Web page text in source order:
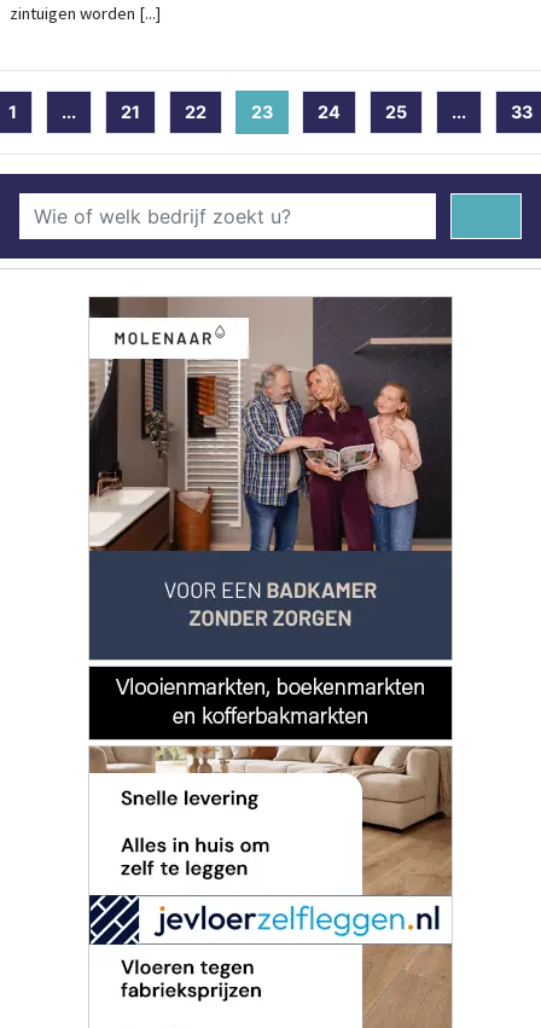
zintuigen worden [...]
1 ... 21 22 23 (current)
24 25 ... 33